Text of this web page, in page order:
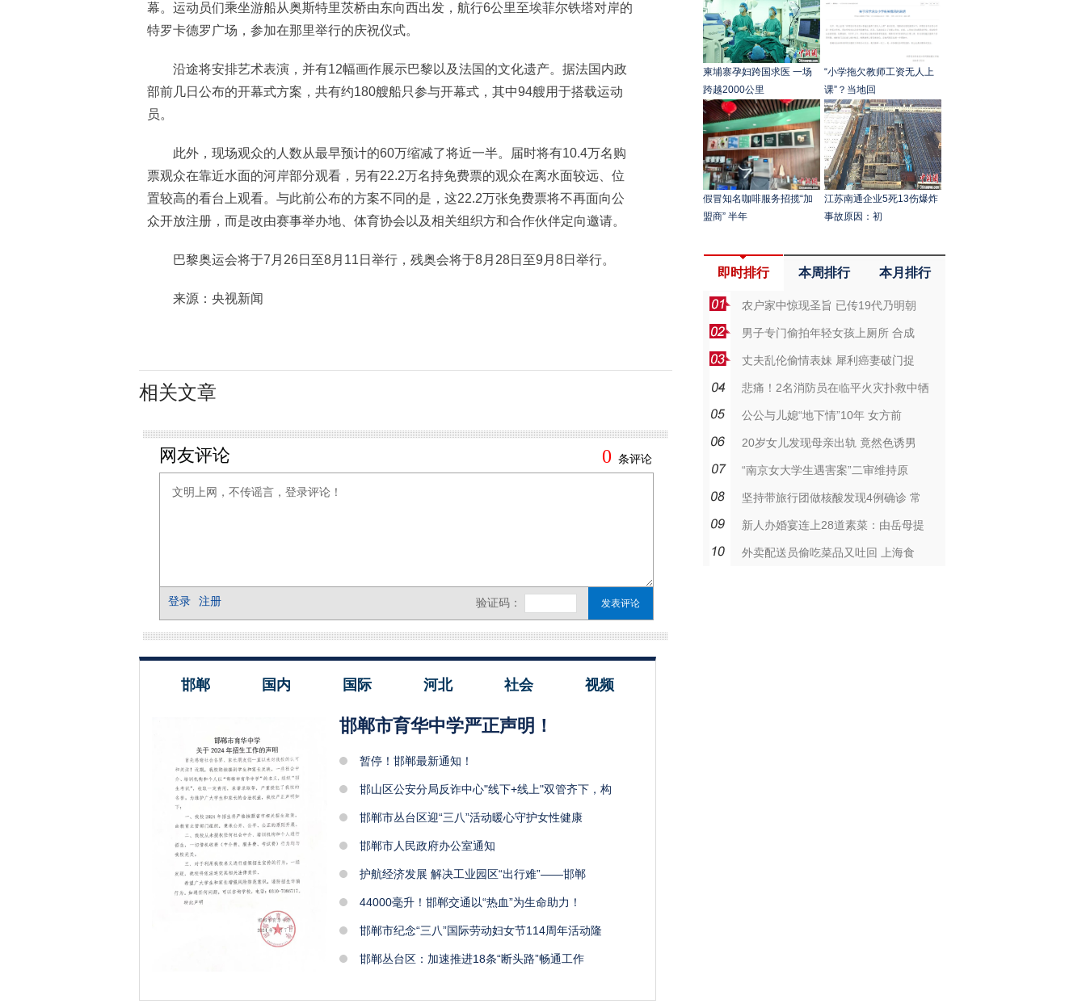
幕。运动员们乘坐游船从奥斯特里茨桥由东向西出发，航行6公里至埃菲尔铁塔对岸的
特罗卡德罗广场，参加在那里举行的庆祝仪式。
沿途将安排艺术表演，并有12幅画作展示巴黎以及法国的文化遗产。据法国内政
部前几日公布的开幕式方案，共有约180艘船只参与开幕式，其中94艘用于搭载运动
员。
此外，现场观众的人数从最早预计的60万缩减了将近一半。届时将有10.4万名购
票观众在靠近水面的河岸部分观看，另有22.2万名持免费票的观众在离水面较远、位
置较高的看台上观看。与此前公布的方案不同的是，这22.2万张免费票将不再面向公
众开放注册，而是改由赛事举办地、体育协会以及相关组织方和合作伙伴定向邀请。
巴黎奥运会将于7月26日至8月11日举行，残奥会将于8月28日至9月8日举行。
来源：央视新闻
相关文章
邯郸 国内 国际 河北 社会 视频
邯郸市育华中学严正声明！
暂停！邯郸最新通知！
邯山区公安分局反诈中心"线下+线上"双管齐下，构
邯郸市丛台区迎“三八”活动暖心守护女性健康
邯郸市人民政府办公室通知
护航经济发展 解决工业园区“出行难”——邯郸
44000毫升！邯郸交通以“热血”为生命助力！
邯郸市纪念“三八”国际劳动妇女节114周年活动隆
邯郸丛台区：加速推进18条“断头路”畅通工作
柬埔寨孕妇跨国求医 一场
跨越2000公里
“小学拖欠教师工资无人上
课”？当地回
假冒知名咖啡服务招揽“加
盟商” 半年
江苏南通企业5死13伤爆炸
事故原因：初
即时排行 本周排行 本月排行
农户家中惊现圣旨 已传19代乃明朝
男子专门偷拍年轻女孩上厕所 合成
丈夫乱伦偷情表妹 犀利癌妻破门捉
悲痛！2名消防员在临平火灾扑救中牺
公公与儿媳“地下情”10年 女方前
20岁女儿发现母亲出轨 竟然色诱男
“南京女大学生遇害案”二审维持原
坚持带旅行团做核酸发现4例确诊 常
新人办婚宴连上28道素菜：由岳母提
外卖配送员偷吃菜品又吐回 上海食